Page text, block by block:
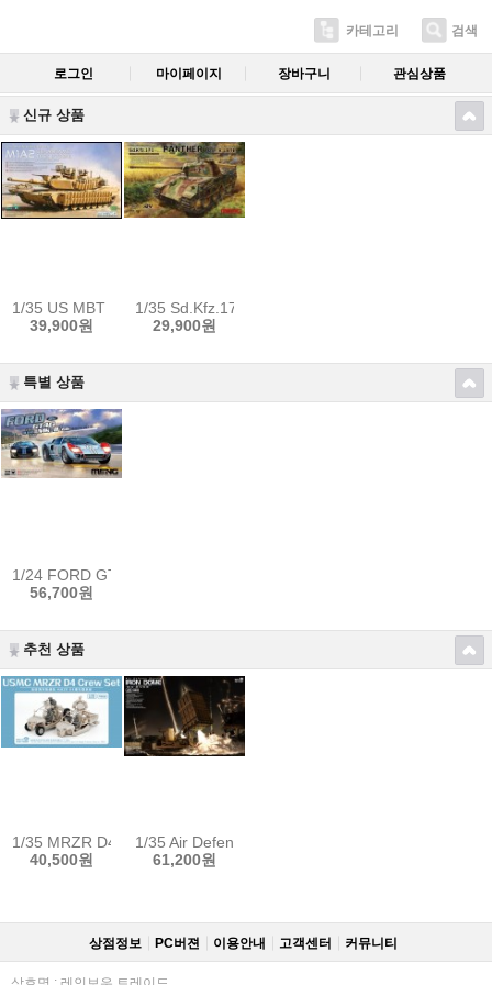
카테고리 검색
로그인 마이페이지 장바구니 관심상품
신규 상품
1/35 US MBT M1A2 SEP Tusk I/Tusk II w/Workable Tracks
39,900원
1/35 Sd.Kfz.171 Panther Ausf.A Late /w Metal
29,900원
특별 상품
1/24 FORD GT40 MK.II 66' w/ Full Interior Sale
56,700원
추천 상품
1/35 MRZR D4 Crew ,4 figures
40,500원
1/35 Air Defense System IRON DOME w/2 resin
61,200원
상점정보 PC버젼 이용안내 고객센터 커뮤니티